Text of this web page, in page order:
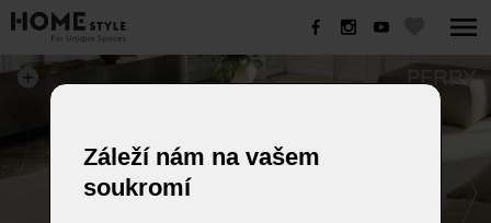
PERRY
Záleží nám na vašem
soukromí